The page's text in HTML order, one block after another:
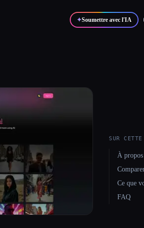
✦Soumettre avec l'IA
SUR CETTE
À propos
Ce que
FAQ